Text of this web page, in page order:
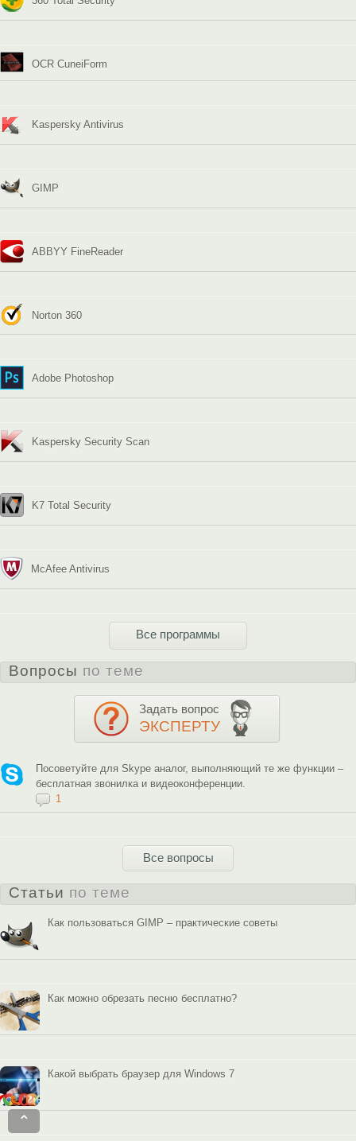
OCR CuneiForm
Kaspersky Antivirus
GIMP
ABBYY FineReader
Norton 360
Adobe Photoshop
Kaspersky Security Scan
K7 Total Security
McAfee Antivirus
Все программы
Вопросы по теме
Задать вопрос
ЭКСПЕРТУ
Посоветуйте для Skype аналог, выполняющий те же функции –
бесплатная звонилка и видеоконференции.
1
Все вопросы
Статьи по теме
Как пользоваться GIMP – практические советы
Как можно обрезать песню бесплатно?
Какой выбрать браузер для Windows 7
⌃